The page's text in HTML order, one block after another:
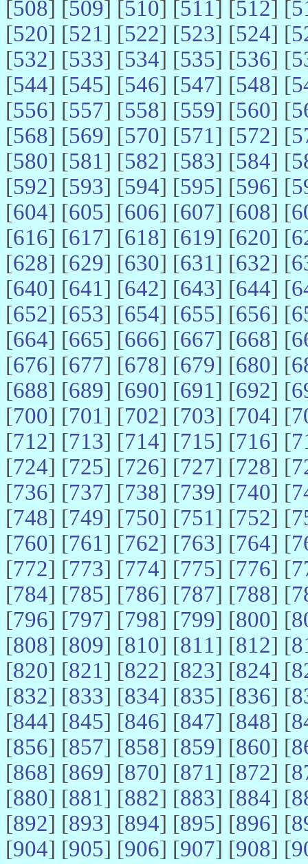
[508] [509] [510] [511] [512] [
[520] [521] [522] [523] [524] [
[532] [533] [534] [535] [536] [
[544] [545] [546] [547] [548] [
[556] [557] [558] [559] [560] [
[568] [569] [570] [571] [572] [
[580] [581] [582] [583] [584] [
[592] [593] [594] [595] [596] [
[604] [605] [606] [607] [608] [
[616] [617] [618] [619] [620] [
[628] [629] [630] [631] [632] [
[640] [641] [642] [643] [644] [
[652] [653] [654] [655] [656] [
[664] [665] [666] [667] [668] [
[676] [677] [678] [679] [680] [
[688] [689] [690] [691] [692] [
[700] [701] [702] [703] [704] [
[712] [713] [714] [715] [716] [
[724] [725] [726] [727] [728] [
[736] [737] [738] [739] [740] [
[748] [749] [750] [751] [752] [
[760] [761] [762] [763] [764] [
[772] [773] [774] [775] [776] [
[784] [785] [786] [787] [788] [
[796] [797] [798] [799] [800] [
[808] [809] [810] [811] [812] [
[820] [821] [822] [823] [824] [
[832] [833] [834] [835] [836] [
[844] [845] [846] [847] [848] [
[856] [857] [858] [859] [860] [
[868] [869] [870] [871] [872] [
[880] [881] [882] [883] [884] [
[892] [893] [894] [895] [896] [
[904] [905] [906] [907] [908] [